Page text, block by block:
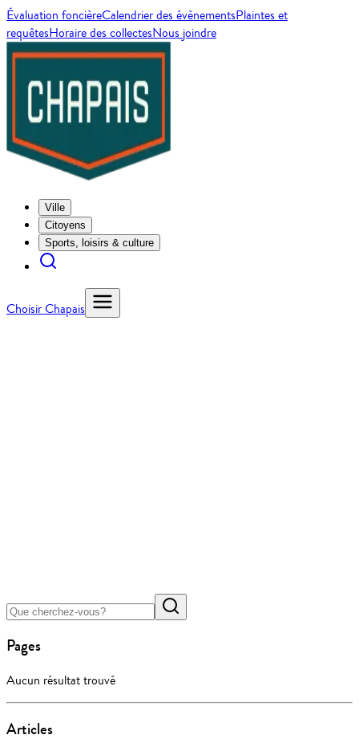
Évaluation foncièreCalendrier des évènementsPlaintes et
requêtesHoraire des collectesNous joindre
Ville
Citoyens
Sports, loisirs & culture
Choisir Chapais
Pages
Aucun résultat trouvé
Articles